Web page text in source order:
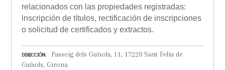
relacionados con las propiedades registradas:
inscripción de títulos, rectificación de inscripciones
o solicitud de certificados y extractos.
DIRECCIÓN
Passeig dels Guíxols, 11, 17220 Sant Feliu de
Guíxols, Girona